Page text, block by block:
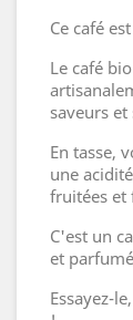
Ce café
Le café
saveurs et
En tasse,
une
fruitées et
C'est un
et
Essayez-